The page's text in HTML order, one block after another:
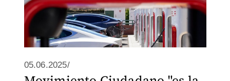
05.06.2025/